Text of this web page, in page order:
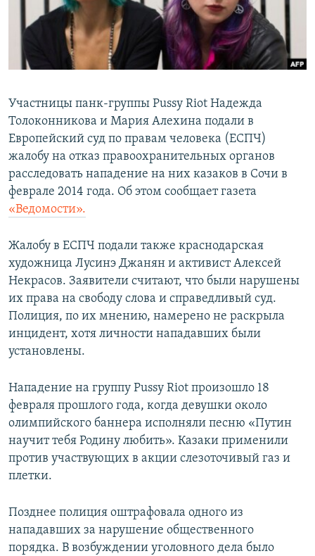
ПОБЕДИТЕЛЕЙ НЕ СУДЯТ?
КРЫМ.НЕПОКОРЕННЫЙ
ELIFBE
ПРИСОЕДИНЯЙТЕСЬ!
Все сайты RFE/RL
Участницы панк-группы Pussy Riot Надежда
Толоконникова и Мария Алехина подали в
Европейский суд по правам человека (ЕСПЧ)
жалобу на отказ правоохранительных органов
расследовать нападение на них казаков в Сочи в
феврале 2014 года. Об этом сообщает газета
«Ведомости».
Жалобу в ЕСПЧ подали также краснодарская
художница Лусинэ Джанян и активист Алексей
Некрасов. Заявители считают, что были нарушены
их права на свободу слова и справедливый суд.
Полиция, по их мнению, намерено не раскрыла
инцидент, хотя личности нападавших были
установлены.
Нападение на группу Pussy Riot произошло 18
февраля прошлого года, когда девушки около
олимпийского баннера исполняли песню «Путин
научит тебя Родину любить». Казаки применили
против участвующих в акции слезоточивый газ и
плетки.
Позднее полиция оштрафовала одного из
нападавших за нарушение общественного
порядка. В возбуждении уголовного дела было